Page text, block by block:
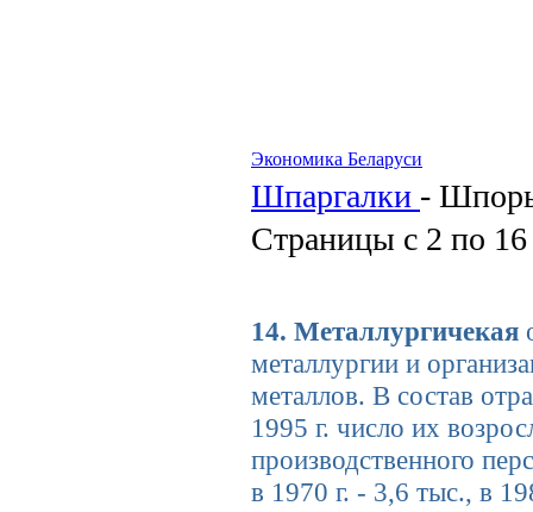
Экономика Беларуси
Шпаргалки -
Страницы с 2 по 16
14. Металлургичекая
металлургии и
металлов. В состав
1995 г. число их
производственного
в 1970 г. - 3,6 тыс., в